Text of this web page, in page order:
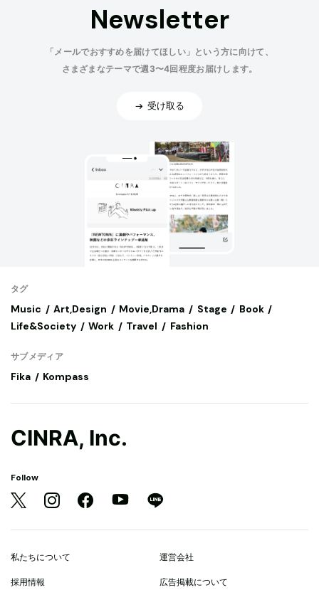
Newsletter
「メールでおすすめを届けてほしい」という方に向けて、
さまざまなテーマで週3〜4回程度お届けします。
受け取る
タグ
Music Art,Design Movie,Drama Stage
Book
Life&Society
Work Travel Fashion
サブメディア
Fika Kompass
CINRA, Inc.
Follow
私たちについて 運営会社
採用情報 広告掲載について